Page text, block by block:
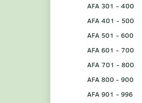
AFA 301 - 400
AFA 401 - 500
AFA 501 - 600
AFA 601 - 700
AFA 701 - 800
AFA 800 - 900
AFA 901 - 996